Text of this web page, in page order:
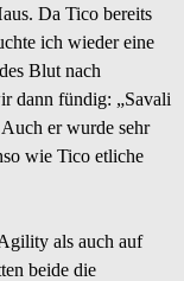
Da Tico bereits
ich wieder eine
Blut nach
dann fündig: „Savali
er wurde sehr
wie Tico etliche
als auch auf
beide die